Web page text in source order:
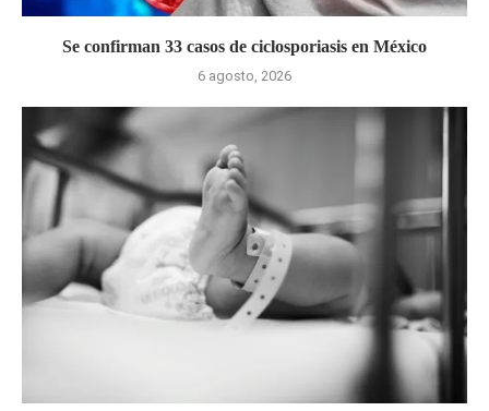
Se confirman 33 casos de ciclosporiasis en México
6 agosto, 2026